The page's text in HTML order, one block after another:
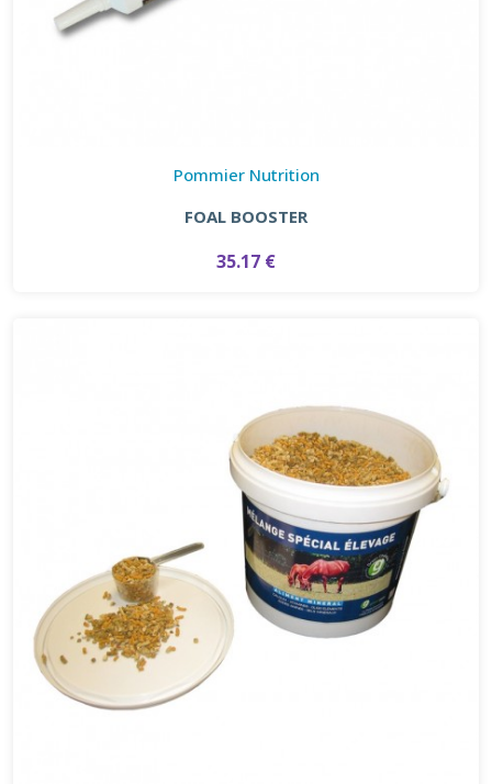
Pommier Nutrition
FOAL BOOSTER
35.17 €